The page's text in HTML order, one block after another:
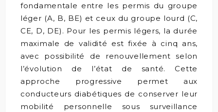
fondamentale entre les permis du groupe
léger (A, B, BE) et ceux du groupe lourd (C,
CE, D, DE). Pour les permis légers, la durée
maximale de validité est fixée à cinq ans,
avec possibilité de renouvellement selon
l’évolution de l’état de santé. Cette
approche progressive permet aux
conducteurs diabétiques de conserver leur
mobilité personnelle sous surveillance